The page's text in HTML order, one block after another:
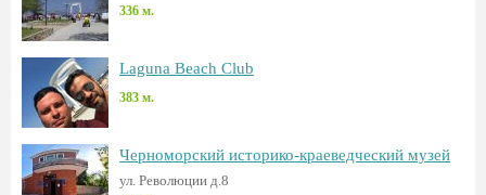
336 м.
Laguna Beach Club
383 м.
Черноморский историко-краеведческий музей
ул. Революции д.8